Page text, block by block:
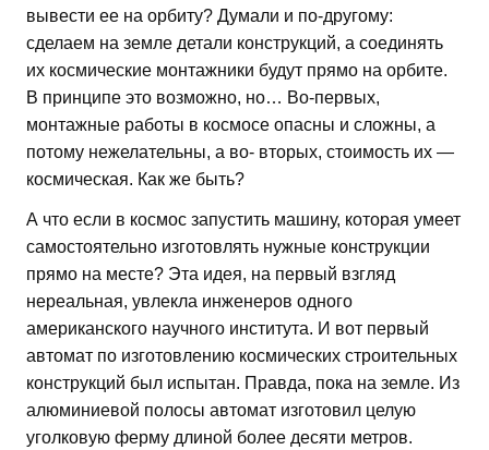
вывести ее на орбиту? Думали и по-другому:
сделаем на земле детали конструкций, а соединять
их космические монтажники будут прямо на орбите.
В принципе это возможно, но… Во-первых,
монтажные работы в космосе опасны и сложны, а
потому нежелательны, а во- вторых, стоимость их —
космическая. Как же быть?
А что если в космос запустить машину, которая умеет
самостоятельно изготовлять нужные конструкции
прямо на месте? Эта идея, на первый взгляд
нереальная, увлекла инженеров одного
американского научного института. И вот первый
автомат по изготовлению космических строительных
конструкций был испытан. Правда, пока на земле. Из
алюминиевой полосы автомат изготовил целую
уголковую ферму длиной более десяти метров.